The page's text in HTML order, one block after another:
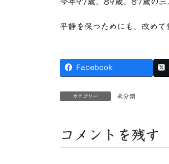
平静を保つためにも、改めて
Facebook
カテゴリー 未分類
コメントを残す